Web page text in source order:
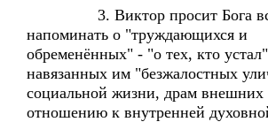
3. Виктор просит Бога
напоминать о "труждающихся и
обременённых" - "о тех, кто
навязанных им "безжалостных
социальной жизни, драм внешних
отношению к внутренней